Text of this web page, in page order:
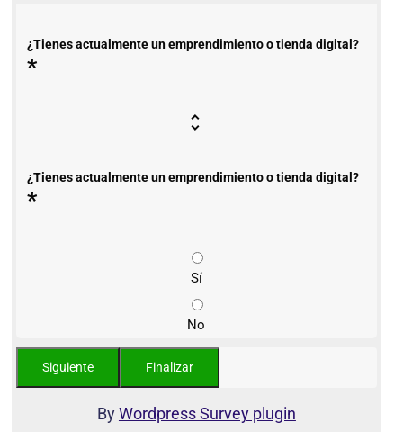
¿Tienes actualmente un emprendimiento o tienda digital?
*
¿Tienes actualmente un emprendimiento o tienda digital?
*
Sí
No
ByWordpress Survey plugin